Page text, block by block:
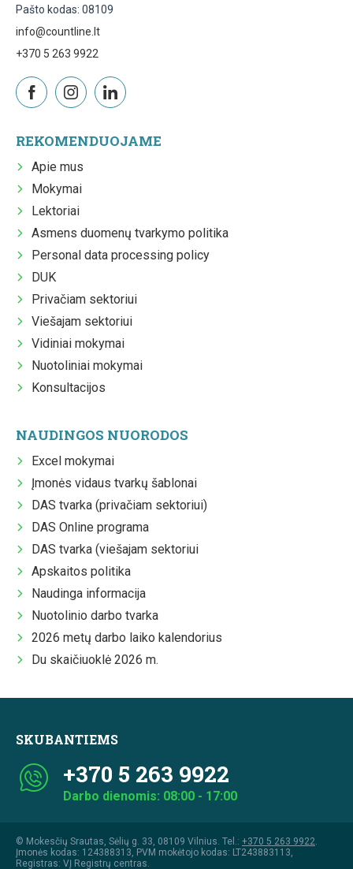
Pašto kodas: 08109
info@countline.lt
+370 5 263 9922
REKOMENDUOJAME
Apie mus
Mokymai
Lektoriai
Asmens duomenų tvarkymo politika
Personal data processing policy
DUK
Privačiam sektoriui
Viešajam sektoriui
Vidiniai mokymai
Nuotoliniai mokymai
Konsultacijos
NAUDINGOS NUORODOS
Excel mokymai
Įmonės vidaus tvarkų šablonai
DAS tvarka (privačiam sektoriui)
DAS Online programa
DAS tvarka (viešajam sektoriui
Apskaitos politika
Naudinga informacija
Nuotolinio darbo tvarka
2026 metų darbo laiko kalendorius
Du skaičiuoklė 2026 m.
SKUBANTIEMS
+370 5 263 9922
Darbo dienomis: 08:00 - 17:00
© Mokesčių Srautas, Sėlių g. 33, 08109 Vilnius. Tel.: +370 5 263 9922
Įmonės kodas: 124388313, PVM mokėtojo kodas: LT243883113,
Registras: VĮ Registrų centras.